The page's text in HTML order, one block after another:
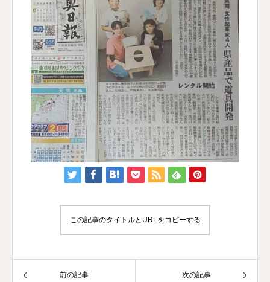
この記事のタイトルとURLをコピーする
前の記事 次の記事